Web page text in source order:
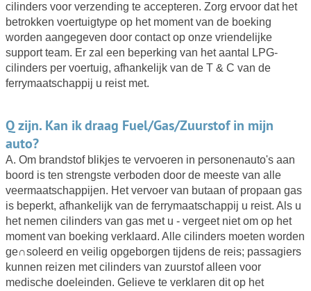
cilinders voor verzending te accepteren. Zorg ervoor dat het
betrokken voertuigtype op het moment van de boeking
worden aangegeven door contact op onze vriendelijke
support team. Er zal een beperking van het aantal LPG-
cilinders per voertuig, afhankelijk van de T & C van de
ferrymaatschappij u reist met.
Q zijn. Kan ik draag Fuel/Gas/Zuurstof in mijn
auto?
A. Om brandstof blikjes te vervoeren in personenauto's aan
boord is ten strengste verboden door de meeste van alle
veermaatschappijen. Het vervoer van butaan of propaan gas
is beperkt, afhankelijk van de ferrymaatschappij u reist. Als u
het nemen cilinders van gas met u - vergeet niet om op het
moment van boeking verklaard. Alle cilinders moeten worden
ge∩soleerd en veilig opgeborgen tijdens de reis; passagiers
kunnen reizen met cilinders van zuurstof alleen voor
medische doeleinden. Gelieve te verklaren dit op het